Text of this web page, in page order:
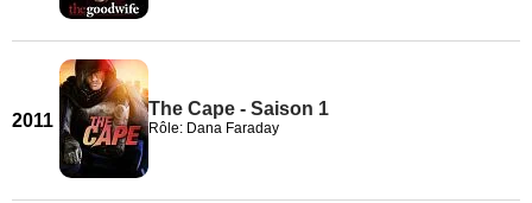
2011
The Cape - Saison 1
Rôle: Dana Faraday